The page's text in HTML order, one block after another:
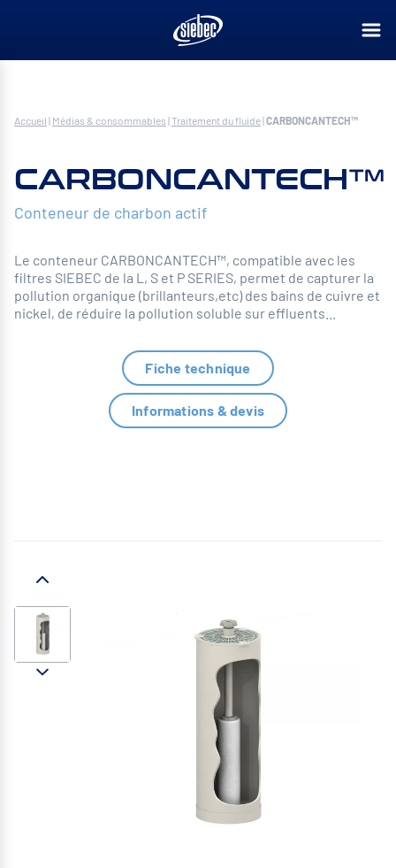
Accueil | Médias & consommables |Traitement du fluide|CARBONCANTECH™
CARBONCANTECH™
Conteneur de charbon actif
Le conteneur CARBONCANTECH™, compatible avec les
filtres SIEBEC de la L, S et P SERIES, permet de capturer la
pollution organique (brillanteurs,etc) des bains de cuivre et
nickel, de réduire la pollution soluble sur effluents...
Fiche technique
Informations & devis